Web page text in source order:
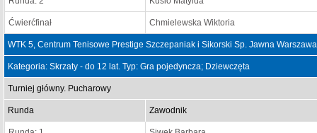
Ćwierćfinał Chmielewska Wiktoria
WTK 5, Centrum Tenisowe Prestige Szczepaniak i Sikorski Sp. Jawna
Kategoria: Skrzaty - do 12 lat. Typ: Gra pojedyncza; Dziewczęta
Turniej główny. Pucharowy
Runda Zawodnik